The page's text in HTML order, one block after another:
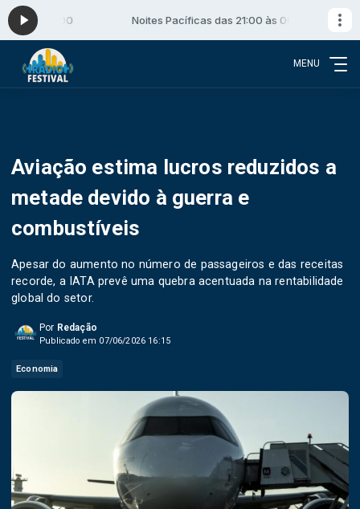
às 00:00 Noites Pacíficas das 21:00 às 00:00
MENU
Aviação estima lucros reduzidos a
metade devido à guerra e
combustíveis
Apesar do aumento no número de passageiros e das receitas
recorde, a IATA prevê uma quebra acentuada na rentabilidade
global do setor.
Por Redação
Publicado em 07/06/2026 16:15
Economia